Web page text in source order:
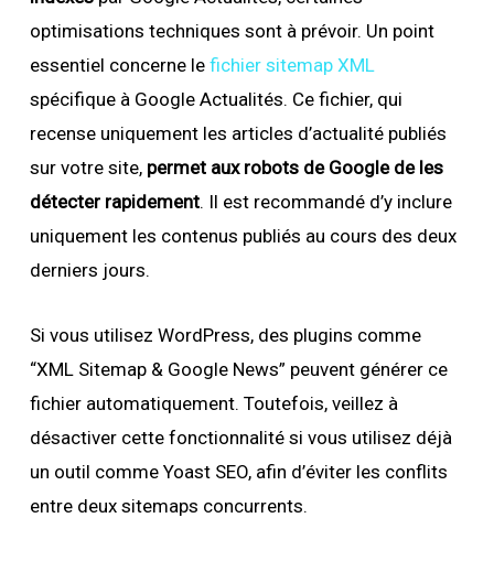
optimisations techniques sont à prévoir. Un point
essentiel concerne le fichier sitemap XML
spécifique à Google Actualités. Ce fichier, qui
recense uniquement les articles d’actualité publiés
sur votre site, permet aux robots de Google de les
détecter rapidement. Il est recommandé d’y inclure
uniquement les contenus publiés au cours des deux
derniers jours.
Si vous utilisez WordPress, des plugins comme
“XML Sitemap & Google News” peuvent générer ce
fichier automatiquement. Toutefois, veillez à
désactiver cette fonctionnalité si vous utilisez déjà
un outil comme Yoast SEO, afin d’éviter les conflits
entre deux sitemaps concurrents.